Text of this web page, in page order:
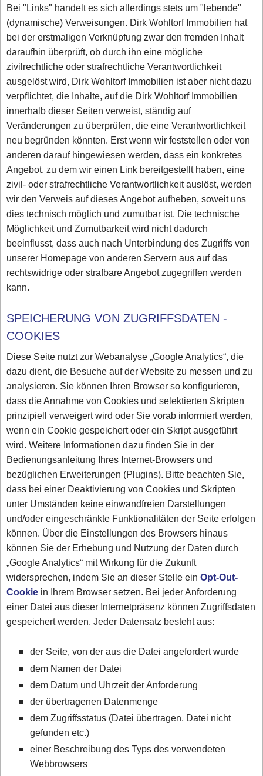
Bei "Links" handelt es sich allerdings stets um "lebende"
(dynamische) Verweisungen. Dirk Wohltorf Immobilien hat
bei der erstmaligen Verknüpfung zwar den fremden Inhalt
daraufhin überprüft, ob durch ihn eine mögliche
zivilrechtliche oder strafrechtliche Verantwortlichkeit
ausgelöst wird, Dirk Wohltorf Immobilien ist aber nicht dazu
verpflichtet, die Inhalte, auf die Dirk Wohltorf Immobilien
innerhalb dieser Seiten verweist, ständig auf
Veränderungen zu überprüfen, die eine Verantwortlichkeit
neu begründen könnten. Erst wenn wir feststellen oder von
anderen darauf hingewiesen werden, dass ein konkretes
Angebot, zu dem wir einen Link bereitgestellt haben, eine
zivil- oder strafrechtliche Verantwortlichkeit auslöst, werden
wir den Verweis auf dieses Angebot aufheben, soweit uns
dies technisch möglich und zumutbar ist. Die technische
Möglichkeit und Zumutbarkeit wird nicht dadurch
beeinflusst, dass auch nach Unterbindung des Zugriffs von
unserer Homepage von anderen Servern aus auf das
rechtswidrige oder strafbare Angebot zugegriffen werden
kann.
SPEICHERUNG VON ZUGRIFFSDATEN -
COOKIES
Diese Seite nutzt zur Webanalyse „Google Analytics“, die
dazu dient, die Besuche auf der Website zu messen und zu
analysieren. Sie können Ihren Browser so konfigurieren,
dass die Annahme von Cookies und selektierten Skripten
prinzipiell verweigert wird oder Sie vorab informiert werden,
wenn ein Cookie gespeichert oder ein Skript ausgeführt
wird. Weitere Informationen dazu finden Sie in der
Bedienungsanleitung Ihres Internet-Browsers und
bezüglichen Erweiterungen (Plugins). Bitte beachten Sie,
dass bei einer Deaktivierung von Cookies und Skripten
unter Umständen keine einwandfreien Darstellungen
und/oder eingeschränkte Funktionalitäten der Seite erfolgen
können. Über die Einstellungen des Browsers hinaus
können Sie der Erhebung und Nutzung der Daten durch
„Google Analytics“ mit Wirkung für die Zukunft
widersprechen, indem Sie an dieser Stelle einOpt-Out-
Cookie in Ihrem Browser setzen. Bei jeder Anforderung
einer Datei aus dieser Internetpräsenz können Zugriffsdaten
gespeichert werden. Jeder Datensatz besteht aus:
der Seite, von der aus die Datei angefordert wurde
dem Namen der Datei
dem Datum und Uhrzeit der Anforderung
der übertragenen Datenmenge
dem Zugriffsstatus (Datei übertragen, Datei nicht
gefunden etc.)
einer Beschreibung des Typs des verwendeten
Webbrowsers